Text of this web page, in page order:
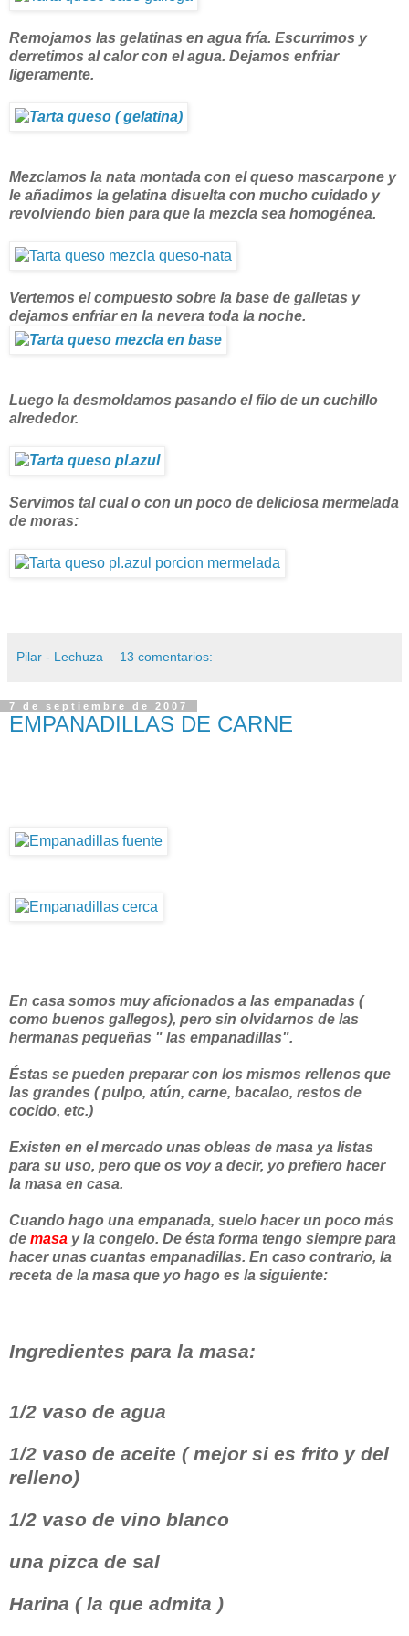
Remojamos las gelatinas en agua fría. Escurrimos y
derretimos al calor con el agua. Dejamos enfriar
ligeramente.
Mezclamos la nata montada con el queso mascarpone y
le añadimos la gelatina disuelta con mucho cuidado y
revolviendo bien para que la mezcla sea homogénea.
Vertemos el compuesto sobre la base de galletas y
dejamos enfriar en la nevera toda la noche.
Luego la desmoldamos pasando el filo de un cuchillo
alrededor.
Servimos tal cualo con un poco de deliciosa mermelada
de moras:
Pilar - Lechuza 13 comentarios:
7 de septiembre de 2007
EMPANADILLAS DE CARNE
En casa somos muy aficionados a las empanadas (
como buenos gallegos), pero sin olvidarnos de las
hermanas pequeñas " las empanadillas".
Éstas se pueden preparar con los mismos rellenos que
las grandes ( pulpo, atún, carne, bacalao, restos de
cocido, etc.)
Existen en el mercado unas obleas de masa ya listas
para su uso, pero que os voy a decir, yo prefiero hacer
la masa en casa.
Cuando hago una empanada, suelo hacer un poco más
de masa y la congelo. De ésta forma tengo siempre para
hacer unas cuantas empanadillas. En caso contrario, la
receta de la masa que yo hago es la siguiente:
Ingredientes para la masa:
1/2 vaso de agua
1/2 vaso de aceite ( mejor si es frito y del
relleno)
1/2 vaso de vino blanco
una pizca de sal
Harina ( la que admita )